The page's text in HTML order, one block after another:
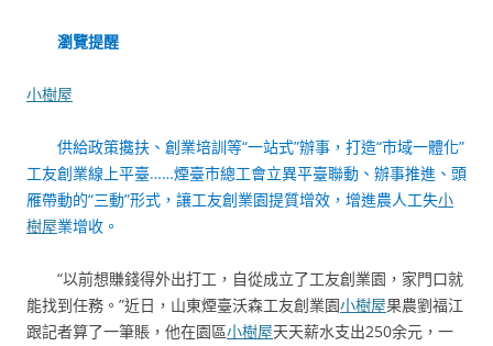
瀏覽提醒
小樹屋
供給政策攙扶、創業培訓等“一站式”辦事，打造“市域一體化”
工友創業線上平臺……煙臺市總工會立異平臺聯動、辦事推進、頭
雁帶動的“三動”形式，讓工友創業園提質增效，增進農人工失小
樹屋業增收。
“以前想賺錢得外出打工，自從成立了工友創業園，家門口就
能找到任務。”近日，山東煙臺沃森工友創業園小樹屋果農劉福江
跟記者算了一筆賬，他在園區小樹屋天天薪水支出250余元，一